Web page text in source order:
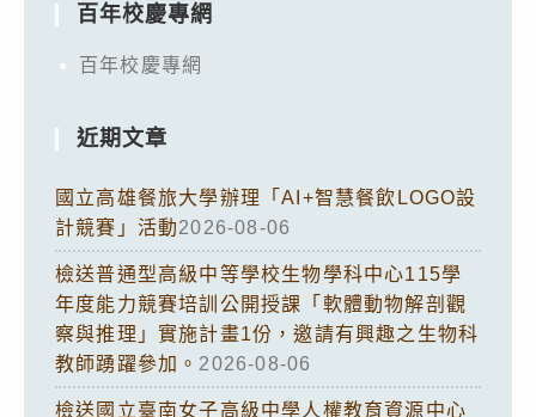
百年校慶專網
百年校慶專網
近期文章
國立高雄餐旅大學辦理「AI+智慧餐飲LOGO設
計競賽」活動2026-08-06
檢送普通型高級中等學校生物學科中心115學
年度能力競賽培訓公開授課「軟體動物解剖觀
察與推理」實施計畫1份，邀請有興趣之生物科
教師踴躍參加。 2026-08-06
檢送國立臺南女子高級中學人權教育資源中心